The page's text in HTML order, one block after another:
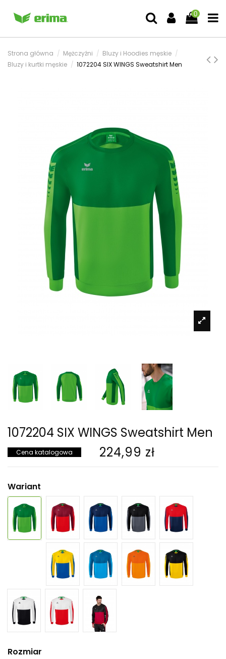
0
Strona główna Mężczyźni
Bluzy i Hoodies męskie
Bluzy i kurtki męskie
1072204 SIX WINGS Sweatshirt Men
1072204 SIX WINGS Sweatshirt Men
Cena katalogowa 224,99 zł
Wariant
Rozmiar